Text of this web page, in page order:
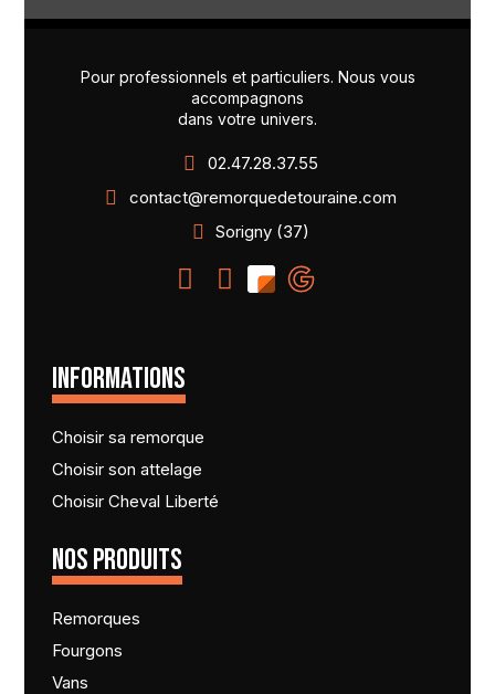
Pour professionnels et particuliers. Nous vous
accompagnons
dans votre univers.
02.47.28.37.55
contact@remorquedetouraine.com
Sorigny (37)
INFORMATIONS
Choisir sa remorque
Choisir son attelage
Choisir Cheval Liberté
NOS PRODUITS
Remorques
Fourgons
Vans